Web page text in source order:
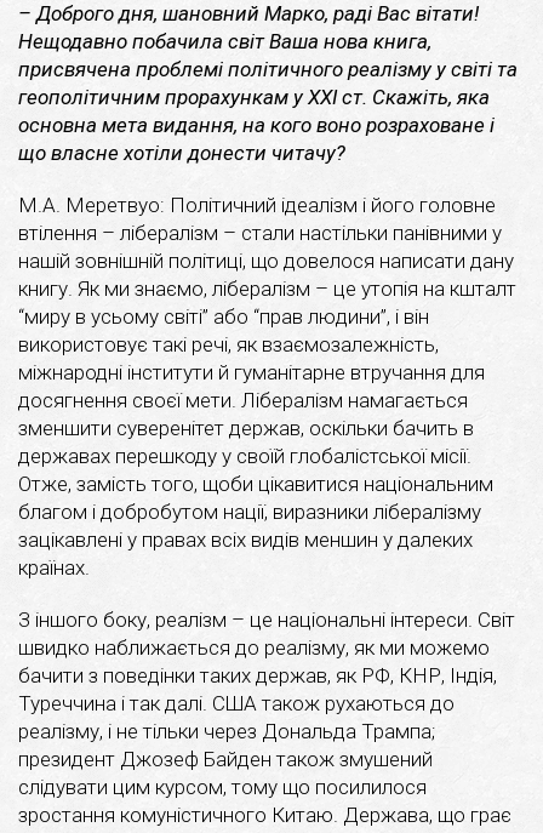
– Доброго дня, шановний Марко, раді Вас вітати!
Нещодавно побачила світ Ваша нова книга,
присвячена проблемі політичного реалізму у світі та
геополітичним прорахункам у XXI ст. Скажіть, яка
основна мета видання, на кого воно розраховане і
що власне хотіли донести читачу?
М.А. Меретвуо: Політичний ідеалізм і його головне
втілення – лібералізм – стали настільки панівними у
нашій зовнішній політиці, що довелося написати дану
книгу. Як ми знаємо, лібералізм – це утопія на кшталт
“миру в усьому світі” або “прав людини”, і він
використовує такі речі, як взаємозалежність,
міжнародні інститути й гуманітарне втручання для
досягнення своєї мети. Лібералізм намагається
зменшити суверенітет держав, оскільки бачить в
державах перешкоду у своїй глобалістської місії.
Отже, замість того, щоби цікавитися національним
благом і добробутом нації, виразники лібералізму
зацікавлені у правах всіх видів меншин у далеких
країнах.
З іншого боку, реалізм – це національні інтереси. Світ
швидко наближається до реалізму, як ми можемо
бачити з поведінки таких держав, як РФ, КНР, Індія,
Туреччина і так далі. США також рухаються до
реалізму, і не тільки через Дональда Трампа;
президент Джозеф Байден також змушений
слідувати цим курсом, тому що посилилося
зростання комуністичного Китаю. Держава, що грає